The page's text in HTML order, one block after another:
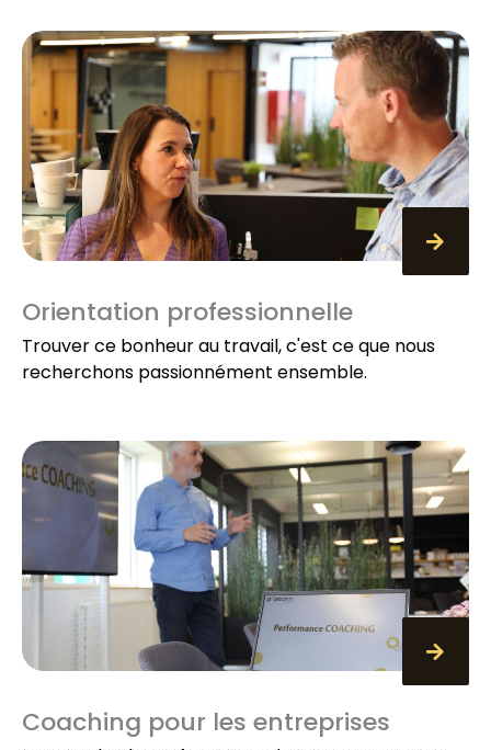
Orientation professionnelle
Trouver ce bonheur au travail, c'est ce que nous
recherchons passionnément ensemble.
Coaching pour les entreprises